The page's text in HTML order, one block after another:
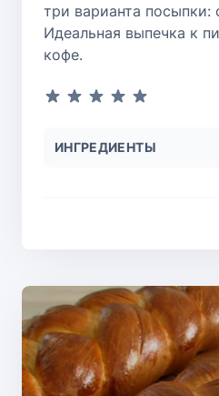
три варианта посыпки:
Идеальная выпечка к
кофе.
ИНГРЕДИЕНТЫ